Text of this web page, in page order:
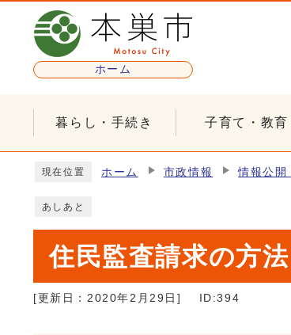
ページの先頭です
ホーム
暮らし・手続き 子育て・教育
現在位置 ホーム 市政情報 情報公開
あしあと
住民監査請求の方法
[更新日： 2020年2月29日 ] ID:394